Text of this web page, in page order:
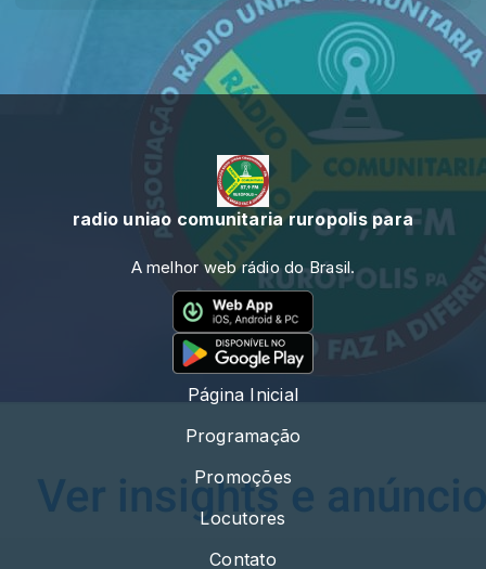
radio uniao comunitaria ruropolis para
A melhor web rádio do Brasil.
Página Inicial
Programação
Promoções
Locutores
Contato